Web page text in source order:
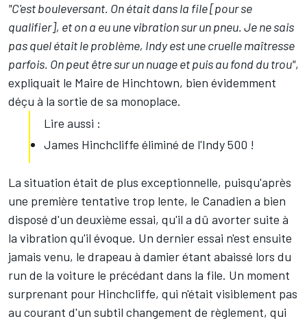
"C'est bouleversant. On était dans la file [pour se
qualifier], et on a eu une vibration sur un pneu. Je ne sais
pas quel était le problème, Indy est une cruelle maîtresse
parfois. On peut être sur un nuage et puis au fond du trou",
expliquait le Maire de Hinchtown, bien évidemment
déçu à la sortie de sa monoplace.
Lire aussi :
James Hinchcliffe éliminé de l'Indy 500 !
La situation était de plus exceptionnelle, puisqu'après
une première tentative trop lente, le Canadien a bien
disposé d'un deuxième essai, qu'il a dû avorter suite à
la vibration qu'il évoque. Un dernier essai n'est ensuite
jamais venu, le drapeau à damier étant abaissé lors du
run de la voiture le précédant dans la file. Un moment
surprenant pour Hinchcliffe, qui n'était visiblement pas
au courant d'un subtil changement de règlement, qui